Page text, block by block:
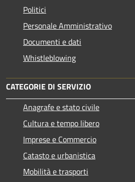
Politici
Personale Amministrativo
Documenti e dati
Whistleblowing
CATEGORIE DI SERVIZIO
Anagrafe e stato civile
Cultura e tempo libero
Imprese e Commercio
Catasto e urbanistica
Mobilità e trasporti